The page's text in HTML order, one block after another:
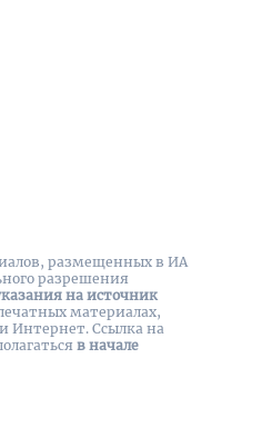
размещенных в ИА
разрешения
на источник
материалах,
Интернет. Ссылка на
в начале